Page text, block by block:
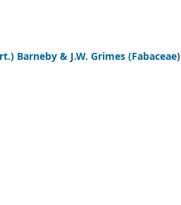
Barneby & J.W. Grimes (Fabaceae)